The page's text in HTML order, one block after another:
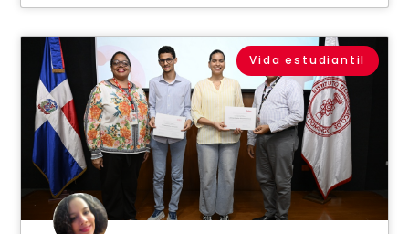
Vida estudiantil